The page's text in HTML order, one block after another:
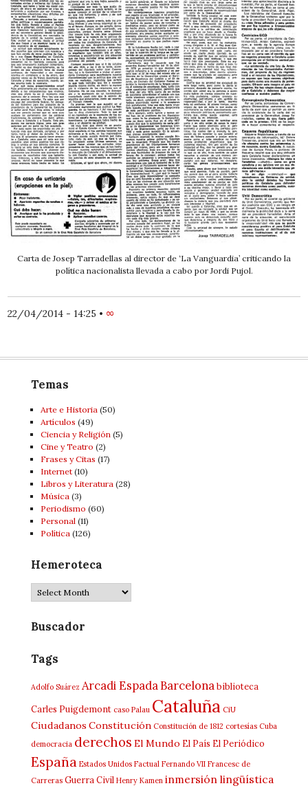
Carta de Josep Tarradellas al director de ‘La Vanguardia’ criticando la
política nacionalista llevada a cabo por Jordi Pujol.
22/04/2014 - 14:25 • ∞
Temas
Arte e Historia (50)
Artí­culos (49)
Ciencia y Religión (5)
Cine y Teatro (2)
Frases y Citas (17)
Internet(10)
Libros y Literatura (28)
Música (3)
Periodismo (60)
Personal (11)
Política (126)
Hemeroteca
Hemeroteca
Buscador
Tags
Adolfo Suárez Arcadi EspadaBarcelona biblioteca
Carles Puigdemont caso Palau Cataluña CiU
Ciudadanos Constitución Constitución de 1812 cortesías Cuba
democracia derechos El Mundo El País El Periódico
España Estados Unidos Factual Fernando VII Francesc de
Carreras Guerra Civil Henry Kamen inmersión lingüística